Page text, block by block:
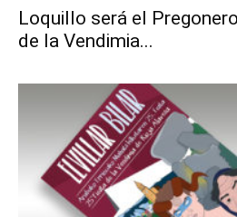
Loquillo será el
de la Vendimia...